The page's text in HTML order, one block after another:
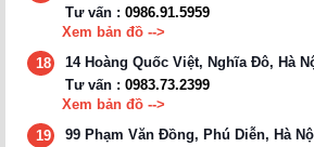
Tư vấn : 0986.91.5959
Xem bản đồ -->
18
14 Hoàng Quốc Việt, Nghĩa Đô, Hà
Tư vấn : 0983.73.2399
Xem bản đồ -->
19
99 Phạm Văn Đồng, Phú Diễn, Hà